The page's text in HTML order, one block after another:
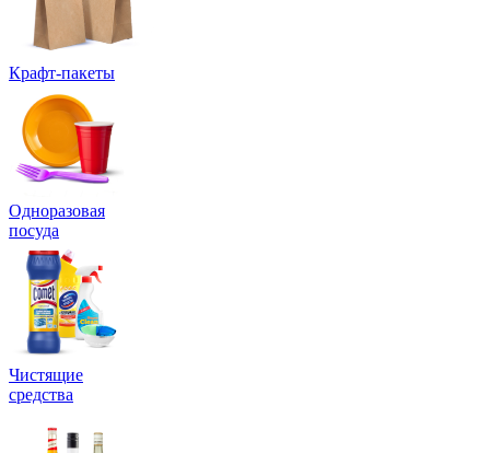
Крафт-пакеты
Одноразовая
посуда
Чистящие
средства